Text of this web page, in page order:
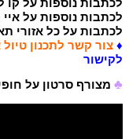
לכתבות נוספות על איי
לכתבות על כל אזורי
♦ צור קשר לתכנון
לקישור
♣ מצורף סרטון על